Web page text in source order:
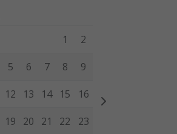
Miércoles Jueves
1 2
5 6 7 8 9
12 13 14 15 16
19 20 21 22 23